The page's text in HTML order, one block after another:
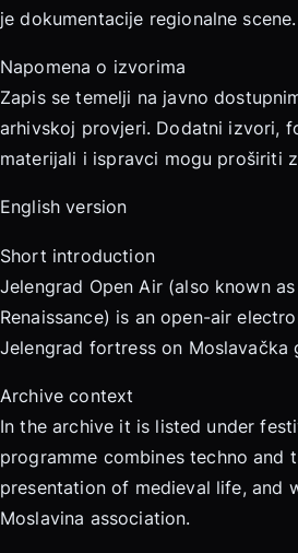
je dokumentacije regionalne scene.
Napomena o izvorima
Zapis se temelji na javno
arhivskoj provjeri. Dodatni izvori,
materijali i ispravci mogu proširiti
English version
Short introduction
Jelengrad Open Air (also known
Renaissance) is an open-air
Jelengrad fortress on Moslavačka
Archive context
In the archive it is listed under
programme combines techno and
presentation of medieval life, and
Moslavina association.